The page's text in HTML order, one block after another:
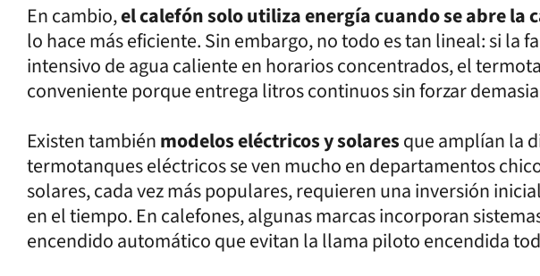
En cambio,el calefón solo utiliza energía cuando se abre la
lo hace más eficiente. Sin embargo, no todo es tan lineal: si la
intensivo de agua caliente en horarios concentrados, el
conveniente porque entrega litros continuos sin forzar
Existen tambiénmodelos eléctricos y solaresque amplían la
termotanques eléctricos se ven mucho en departamentos
solares, cada vez más populares, requieren una inversión
en el tiempo. En calefones, algunas marcas incorporan
encendido automático que evitan la llama piloto encendida